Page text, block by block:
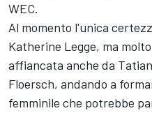
WEC.
Al momento l'unica
Katherine Legge, ma
affiancata anche da
Floersch, andando a
femminile che potrebbe